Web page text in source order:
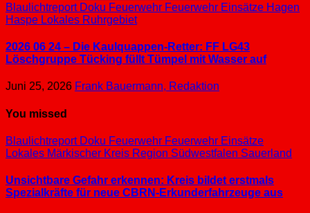
Blaulichtreport Doku Feuerwehr Feuerwehr Einsätze Hagen
Haspe Lokales Ruhrgebiet
2026 06 24 – Die Kaulquappen-Retter: FF LG43
Löschgruppe Tücking füllt Tümpel mit Wasser auf
Juni 25, 2026 Frank Bauermann, Redaktion
You missed
Blaulichtreport Doku Feuerwehr Feuerwehr Einsätze
Lokales Märkischer Kreis Region Südwestfalen Sauerland
Unsichtbare Gefahr erkennen: Kreis bildet erstmals
Spezialkräfte für neue CBRN-Erkunderfahrzeuge aus